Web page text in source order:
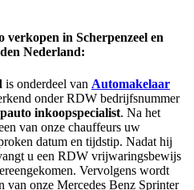
verkopen in Scherpenzeel en
Nederland:
is onderdeel van Automakelaar
onder RDW bedrijfsnummer
inkoopspecialist. Na het
van onze chauffeurs uw
datum en tijdstip. Nadat hij
u een RDW vrijwaringsbewijs
Vervolgens wordt
van onze Mercedes Benz Sprinter